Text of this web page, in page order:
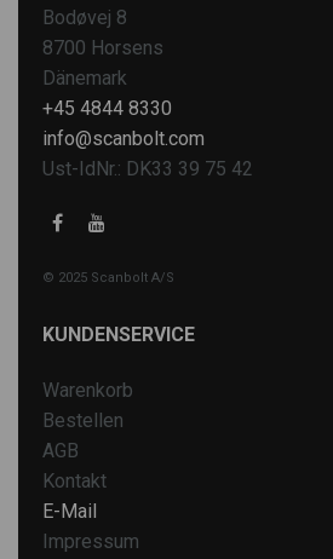
Bodøvej 8
8700 Horsens
Dänemark
+45 4844 8330
info@scanbolt.com
Ust-IdNr.: DK33 39 75 42
© 2025 Scanbolt A/S
KUNDENSERVICE
Warenkorb
Bestellen
AGB
Kontakt
E-Mail
Impressum